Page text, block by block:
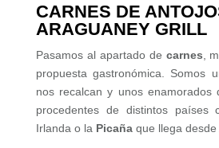
CARNES DE
ARAGUANEY GRILL
Pasamos al apartado de carnes ,
propuesta gastronómica. Somos
nos recalcan y unos enamorados
procedentes de distintos países
Irlanda o la Picañaque llega desde